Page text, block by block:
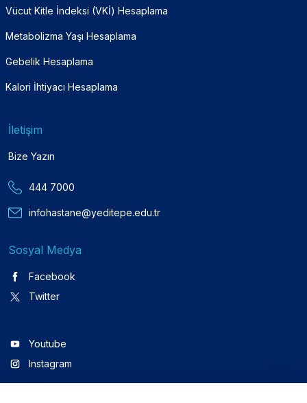
Vücut Kitle İndeksi (VKİ) Hesaplama
Metabolizma Yaşı Hesaplama
Gebelik Hesaplama
Kalori İhtiyacı Hesaplama
İletişim
Bize Yazın
444 7000
infohastane@yeditepe.edu.tr
Sosyal Medya
Facebook
Twitter
Youtube
Instagram